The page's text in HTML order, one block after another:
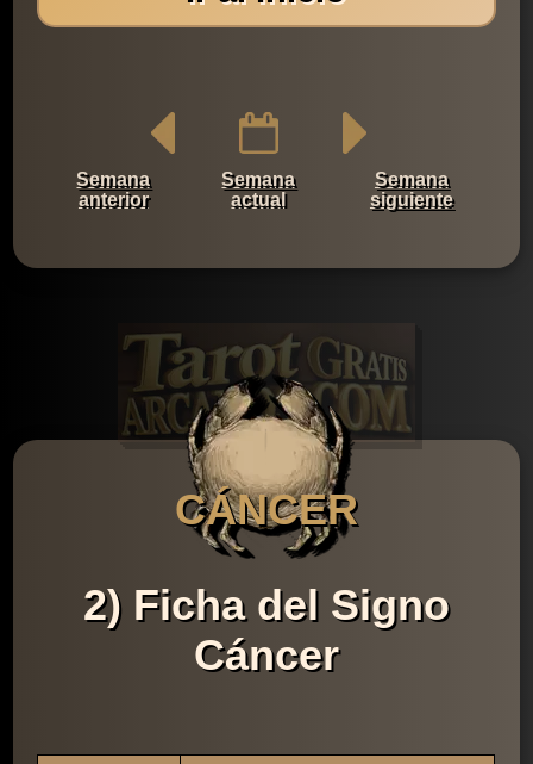
Semana
anterior
Semana
actual
Semana
siguiente
CÁNCER
2) Ficha del Signo
Cáncer